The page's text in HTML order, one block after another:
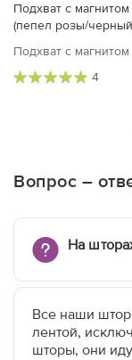
Подхват с
(пепел розы/
Подхват с
4
Вопрос –
На
Все наши
лентой,
шторы, они